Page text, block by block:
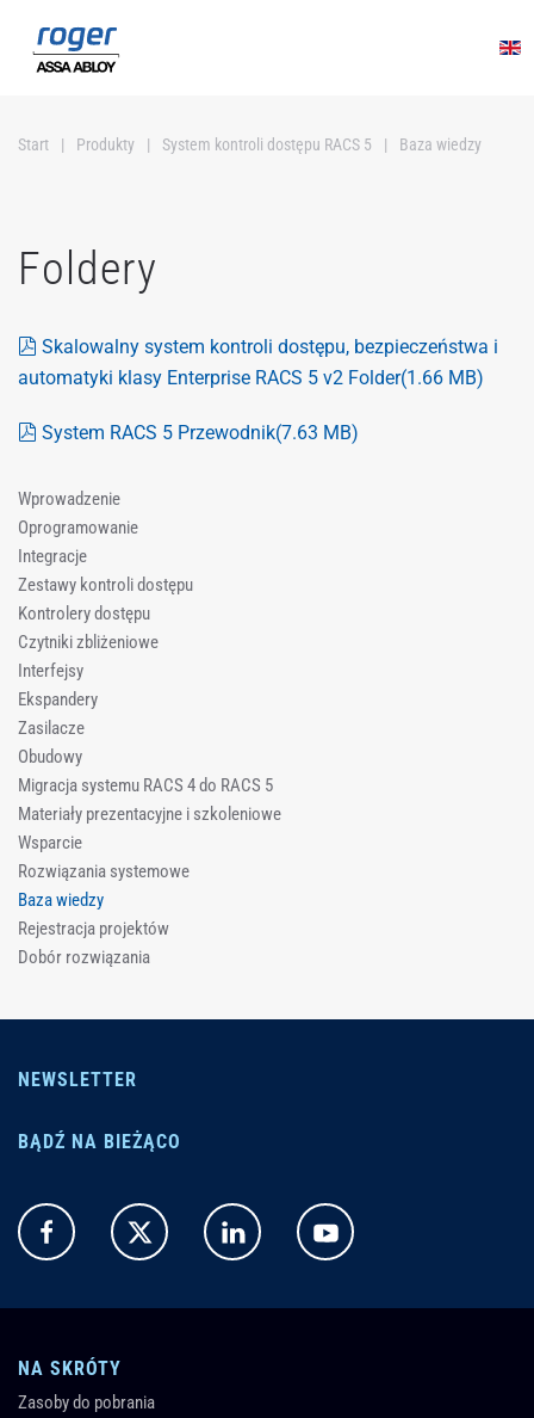
Przejdź do głównej treści
Start Produkty System kontroli dostępu RACS 5 Baza wiedzy
Foldery
Wprowadzenie
Oprogramowanie
Integracje
Zestawy kontroli dostępu
Kontrolery dostępu
Czytniki zbliżeniowe
Interfejsy
Ekspandery
Zasilacze
Obudowy
Migracja systemu RACS 4 do RACS 5
Materiały prezentacyjne i szkoleniowe
Wsparcie
Rozwiązania systemowe
Baza wiedzy
Rejestracja projektów
Dobór rozwiązania
pdf
Skalowalny system kontroli dostępu, bezpieczeństwa i
automatyki klasy Enterprise RACS 5 v2 Folder(1.66 MB)
pdf
System RACS 5 Przewodnik(7.63 MB)
NEWSLETTER
BĄDŹ NA BIEŻĄCO
NA SKRÓTY
Zasoby do pobrania